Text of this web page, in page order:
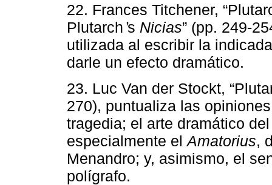
22. Frances Titchener,
Plutarch ̓s Nicias” (pp. 249-
utilizada al escribir la
darle un efecto dramático.
23. Luc Van der Stockt,
270), puntualiza las
tragedia; el arte dramático
especialmente elAmatorius,
Menandro; y, asimismo, el
polígrafo.